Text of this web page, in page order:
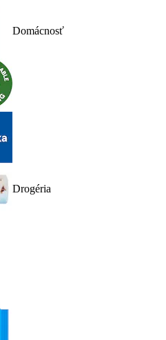
Domácnosť
Drogéria